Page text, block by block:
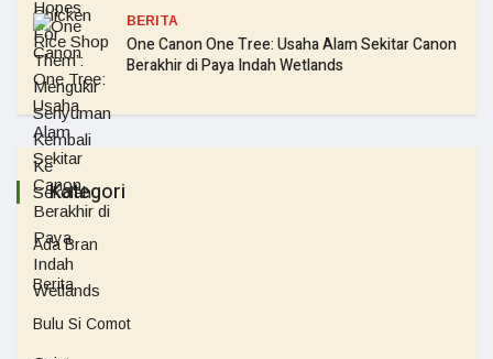
BERITA
One Canon One Tree: Usaha Alam Sekitar Canon
Berakhir di Paya Indah Wetlands
Kategori
Ada Bran
Berita
Bulu Si Comot